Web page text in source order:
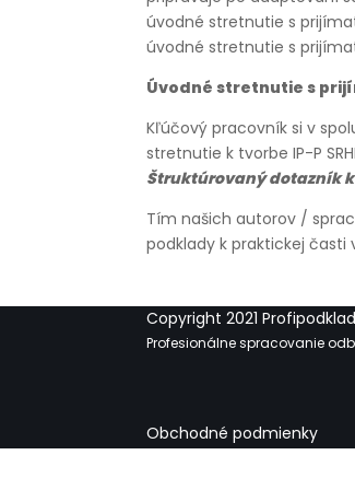
úvodné stretnutie s
úvodné stretnutie s
Úvodné stretnutie s
Kľúčový pracovník si v
stretnutie k tvorbe IP-P
Štruktúrovaný dotazník
Tím našich autorov /
podklady k praktickej časti
Copyright 2021
Profesionálne spracovanie
Obchodné podmienky